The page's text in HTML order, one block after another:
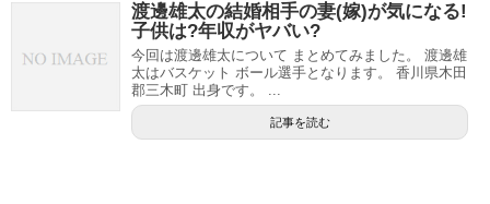
渡邊雄太の結婚相手の妻(嫁)が気になる!
子供は?年収がヤバい?
今回は渡邊雄太について まとめてみました。 渡邊雄
太はバスケット ボール選手となります。 香川県木田
郡三木町 出身です。 ...
記事を読む